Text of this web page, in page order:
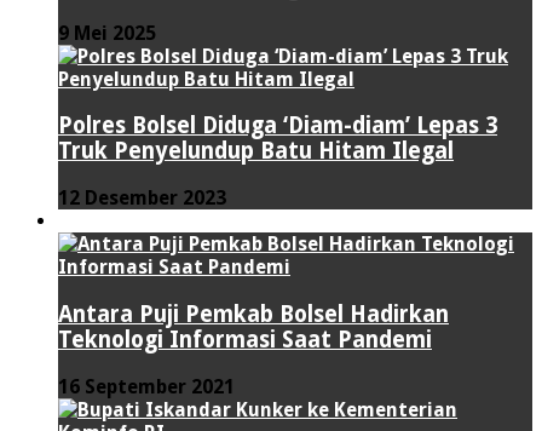
9 Mei 2025
Polres Bolsel Diduga ‘Diam-diam’ Lepas 3
Truk Penyelundup Batu Hitam Ilegal
12 Desember 2023
Antara Puji Pemkab Bolsel Hadirkan
Teknologi Informasi Saat Pandemi
16 September 2021